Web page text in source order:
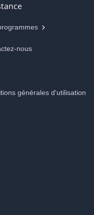
nous
générales d'utilisation